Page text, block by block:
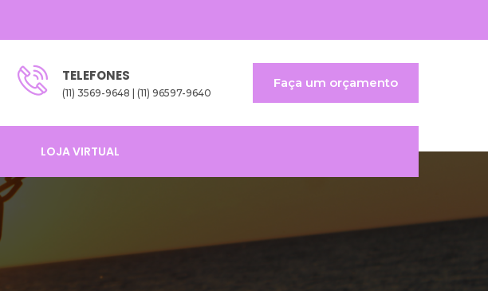
TELEFONES
(11) 3569-9648 | (11) 96597-9640
Faça um orçamento
LOJA VIRTUAL